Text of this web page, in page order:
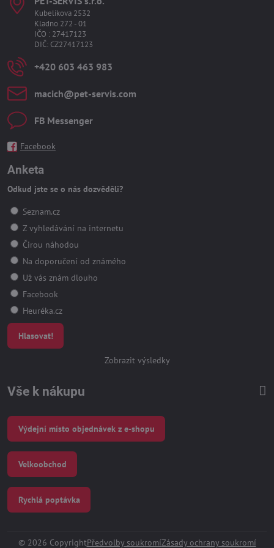
Kubelíkova 2532
Kladno 272 - 01
IČO : 27417123
DIČ: CZ27417123
+420 603 463 983
macich​@pet-servis​.com
FB Messenger
Facebook
Anketa
Odkud jste se o nás dozvěděli?
Seznam.cz
Z vyhledávání na internetu
Čirou náhodou
Na doporučení od známého
Už vás znám dlouho
Facebook
Heuréka.cz
Hlasovat!
Zobrazit výsledky
Vše k nákupu
Výdejní místo objednávek z e-shopu
Velkoobchod
Rychlá poptávka
© 2026 CopyrightPředvolby soukromíZásady ochrany soukromí